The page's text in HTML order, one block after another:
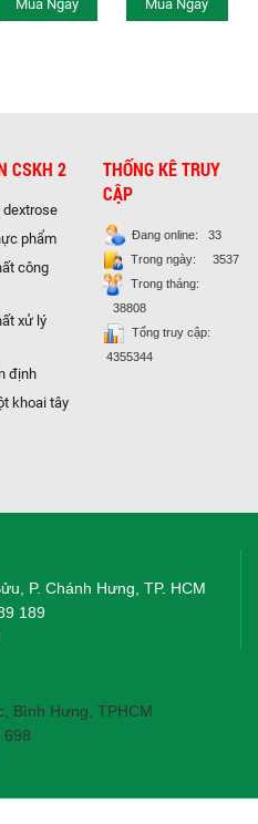
Mua Ngay Mua Ngay
CSKH 2
phẩm
công
xử lý
định
khoai tây
THỐNG KÊ TRUY
CẬP
Đang online: 33
Trong ngày: 3537
Trong tháng:
38808
Tổng truy cập:
4355344
P. Chánh Hưng, TP. HCM
189
Bình Hưng, TPHCM
698